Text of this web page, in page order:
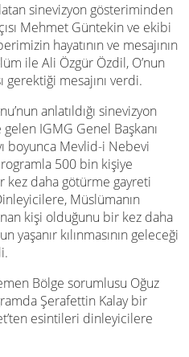
sinevizyon gösteriminden
Mehmet Güntekin ve ekibi
hayatının ve mesajının
ile Ali Özgür Özdil, O’nun
gerektiği mesajını verdi.
anlatıldığı sinevizyon
IGMG Genel Başkanı
boyunca Mevlid-i Nebevi
500 bin kişiye
kez daha götürme gayreti
Müslümanın
kişi olduğunu bir kez daha
yaşanır kılınmasının geleceği
Bölge sorumlusu Oğuz
Şerafettin Kalay bir
esintileri dinleyicilere